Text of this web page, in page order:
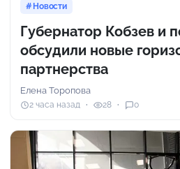
Новости
Губернатор Кобзев и
обсудили новые
партнерства
Елена Торопова
2 часа назад 28 0